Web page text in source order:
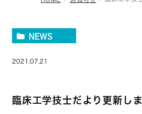
NEWS
2021.07.21
臨床工学技士だより更新